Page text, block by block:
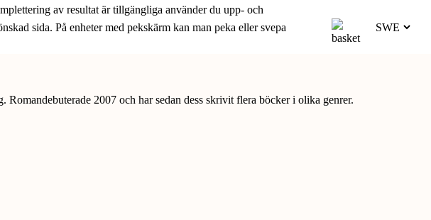
av resultat är tillgängliga använder du upp- och
sida. På enheter med pekskärm kan man peka eller svepa
2007 och har sedan dess skrivit flera böcker i olika genrer.